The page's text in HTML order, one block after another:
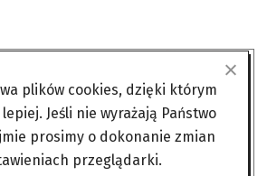
plików cookies, dzięki którym
lepiej. Jeśli nie wyrażają Państwo
prosimy o dokonanie zmian
przeglądarki.